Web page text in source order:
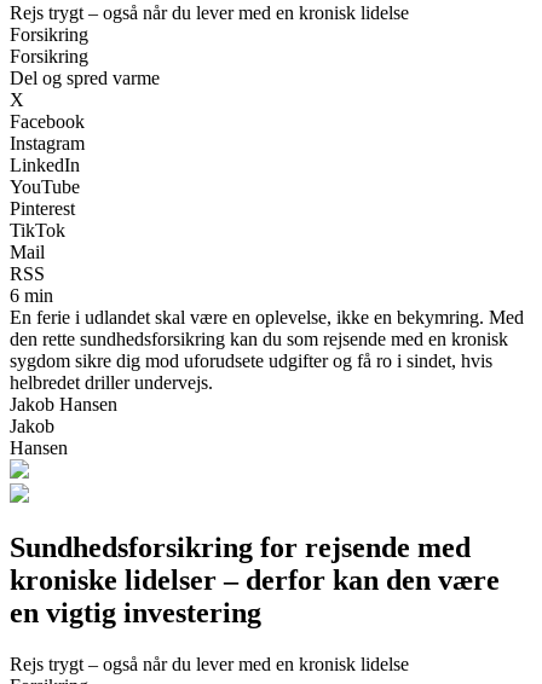
Rejs trygt – også når du lever med en kronisk lidelse
Forsikring
Forsikring
Del og spred varme
X
Facebook
Instagram
LinkedIn
YouTube
Pinterest
TikTok
Mail
RSS
6 min
En ferie i udlandet skal være en oplevelse, ikke en bekymring. Med
den rette sundhedsforsikring kan du som rejsende med en kronisk
sygdom sikre dig mod uforudsete udgifter og få ro i sindet, hvis
helbredet driller undervejs.
Jakob Hansen
Jakob
Hansen
Sundhedsforsikring for rejsende med
kroniske lidelser – derfor kan den være
en vigtig investering
Rejs trygt – også når du lever med en kronisk lidelse